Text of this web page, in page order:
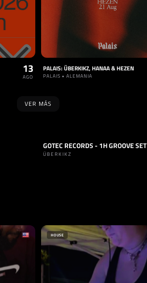
13
AGO
PALAIS: ÜBERKIKZ, HANAA & HEZEN
PALAIS • ALEMANIA
VER MÁS
SET HARDGROOVE
GOTEC RECORDS - 1H GROOVE SET
ÜBERKIKZ
ALEMANIA
HOUSE